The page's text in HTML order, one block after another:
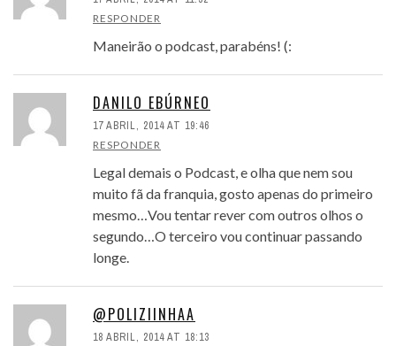
RESPONDER
Maneirão o podcast, parabéns! (:
DANILO EBÚRNEO
17 ABRIL, 2014 AT 19:46
RESPONDER
Legal demais o Podcast, e olha que nem sou
muito fã da franquia, gosto apenas do primeiro
mesmo…Vou tentar rever com outros olhos o
segundo…O terceiro vou continuar passando
longe.
@POLIZIINHAA
18 ABRIL, 2014 AT 18:13